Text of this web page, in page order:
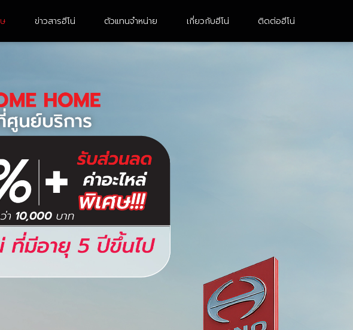
เดียว 10 ล้อ 2 เพลา
FM8JN3D-CDDMH
FM1AN3D-BDDMH
FM1AK3M-BDDMH
FM1AN3D-BDDMH (M)
ข่าวสารฮีโน่ ตัวแทนจำหน่าย เกี่ยวกับฮีโน่ ติดต่อฮีโน่